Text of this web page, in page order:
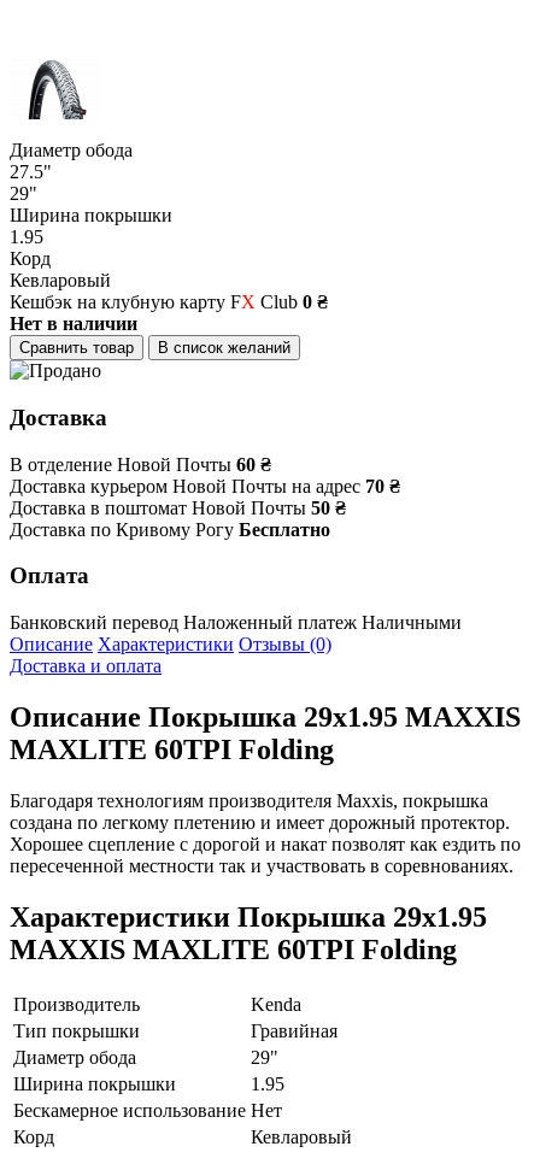
Диаметр обода
27.5"
29"
Ширина покрышки
1.95
Корд
Кевларовый
Кешбэк на клубную карту FX Club 0 ₴
Нет в наличии
Сравнить товар В список желаний
Доставка
В отделение Новой Почты 60 ₴
Доставка курьером Новой Почты на адрес 70 ₴
Доставка в поштомат Новой Почты 50 ₴
Доставка по Кривому Рогу Бесплатно
Оплата
Банковский перевод Наложенный платеж Наличными
Описание Характеристики Отзывы (0)
Доставка и оплата
Описание Покрышка 29x1.95 MAXXIS
MAXLITE 60TPI Folding
Благодаря технологиям производителя Maxxis, покрышка
создана по легкому плетению и имеет дорожный протектор.
Хорошее сцепление с дорогой и накат позволят как ездить по
пересеченной местности так и участвовать в соревнованиях.
Характеристики Покрышка 29x1.95
MAXXIS MAXLITE 60TPI Folding
Производитель
Kenda
Тип покрышки
Гравийная
Диаметр обода
29"
Ширина покрышки
1.95
Бескамерное использование Нет
Корд
Кевларовый